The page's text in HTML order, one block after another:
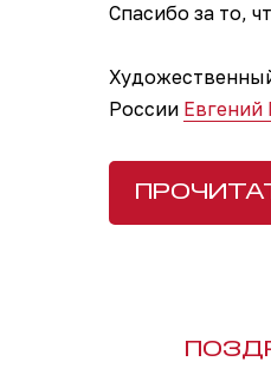
Спасибо за то,
России Евгений